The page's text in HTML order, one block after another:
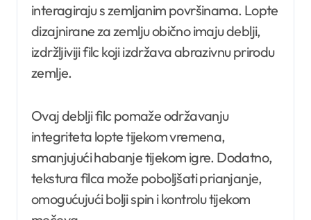
interagiraju s zemljanim površinama. Lopte
dizajnirane za zemlju obično imaju deblji,
izdržljiviji filc koji izdržava abrazivnu prirodu
zemlje.
Ovaj deblji filc pomaže održavanju
integriteta lopte tijekom vremena,
smanjujući habanje tijekom igre. Dodatno,
tekstura filca može poboljšati prianjanje,
omogućujući bolji spin i kontrolu tijekom